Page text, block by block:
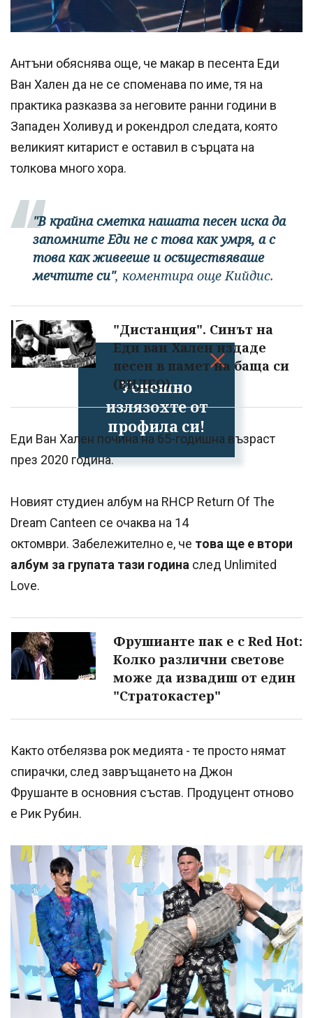
Успешно
излязохте от
профила си!
Антъни обяснява още, че макар в песента Еди
Ван Хален да не се споменава по име, тя на
практика разказва за неговите ранни години в
Западен Холивуд и рокендрол следата, която
великият китарист е оставил в сърцата на
толкова много хора.
"В крайна сметка нашата песен иска да
запомните Еди не с това как умря, а с
това как живееше и осъществяваше
мечтите си", коментира още Кийдис.
"Дистанция". Синът на
Еди ван Хален издаде
песен в памет на баща си
(ВИДЕО)
Еди Ван Хален почина на 65-годишна възраст
през 2020 година.
Новият студиен албум на RHCP Return Of The
Dream Canteen се очаква на 14
октомври. Забележително е, че това ще е втори
албум за групата тази година след Unlimited
Love.
Фрушианте пак е с Red Hot:
Колко различни светове
може да извадиш от един
"Стратокастер"
Както отбелязва рок медията - те просто нямат
спирачки, след завръщането на Джон
Фрушанте в основния състав. Продуцент отново
е Рик Рубин.